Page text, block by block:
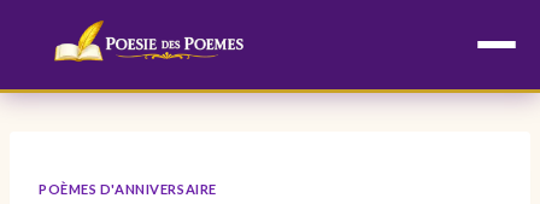
POÈMES D'ANNIVERSAIRE